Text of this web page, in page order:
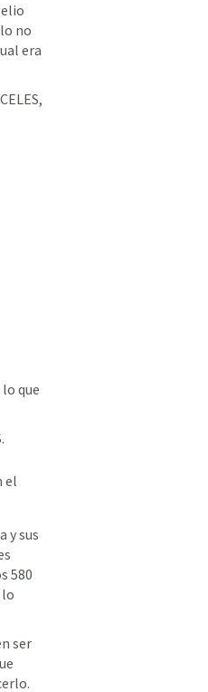
no
era
que
el
y sus
580
ser